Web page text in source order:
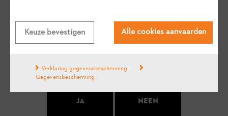
Je mening is belangrijk voor ons!
geholpen?
Ja Neen
Keuze bevestigen Alle cookies aanvaarden
Verklaring gegevensbescherming
Gegevensbescherming